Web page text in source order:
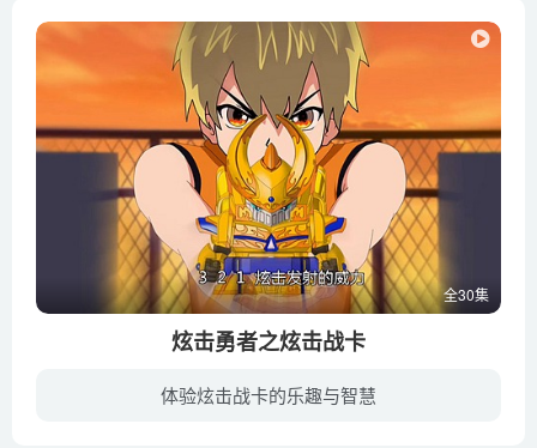
全30集
炫击勇者之炫击战卡
体验炫击战卡的乐趣与智慧